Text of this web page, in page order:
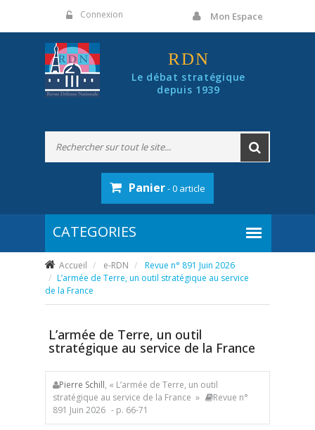
Connexion Mon Espace
RDN
Le débat stratégique
depuis 1939
Panier- 0 article
Accueil e-RDN
Revue n° 891 Juin 2026
L’armée de Terre, un outil stratégique au service
de la France
L’armée de Terre, un outil
stratégique au service de la France
Pierre Schill, « L’armée de Terre, un outil
stratégique au service de la France »
Revue n°
891 Juin 2026 - p. 66-71